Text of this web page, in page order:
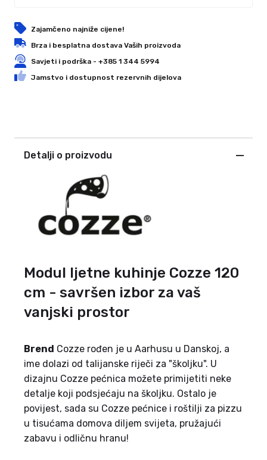
Zajamčeno najniže cijene!
Brza i besplatna dostava Vaših proizvoda
Savjeti i podrška - +385 1 344 5994
Jamstvo i dostupnost rezervnih dijelova
Detalji o proizvodu
Modul ljetne kuhinje Cozze 120
cm - savršen izbor za vaš
vanjski prostor
Brend Cozze rođen je u Aarhusu u Danskoj, a
ime dolazi od talijanske riječi za "školjku". U
dizajnu Cozze pećnica možete primijetiti neke
detalje koji podsjećaju na školjku. Ostalo je
povijest, sada su Cozze pećnice i roštilji za pizzu
u tisućama domova diljem svijeta, pružajući
zabavu i odličnu hranu!